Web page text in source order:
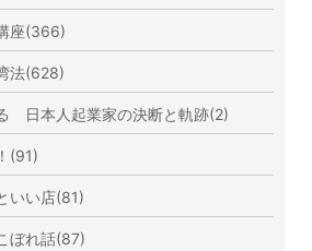
座(366)
法(628)
日本人起業家の決断と軌跡(2)
(91)
いい店(81)
ぼれ話(87)